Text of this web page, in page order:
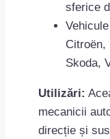
sferice
Citroën,
Skoda,
Utilizări:
mecanicii
direcție și